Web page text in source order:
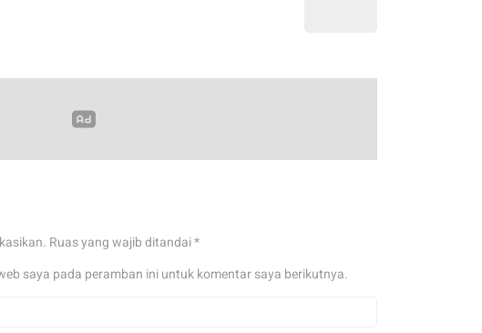
Ruas yang wajib ditandai*
saya pada peramban ini untuk komentar saya berikutnya.